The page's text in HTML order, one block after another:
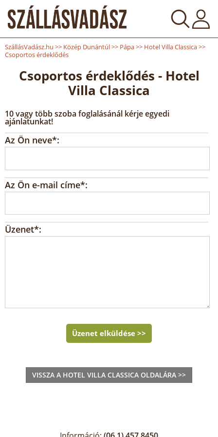
SzállásVadász.hu >> Közép Dunántúl>> Pápa>> Hotel Villa Classica>>
Csoportos érdeklődés
Csoportos érdeklődés - Hotel
Villa Classica
10 vagy több szoba foglalásánál kérje egyedi
ajánlatunkat!
Az Ön neve*:
Az Ön e-mail címe*:
Üzenet*:
Üzenet elküldése >>
VISSZA A HOTEL VILLA CLASSICA OLDALÁRA >>